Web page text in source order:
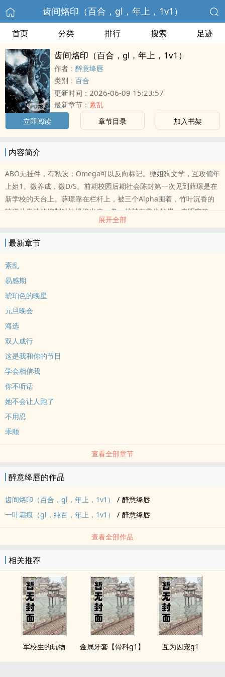
齿间烙印（百合，gl，年上，1v1）
首页 分类 排行 搜索 足迹
齿间烙印（百合，gl，年上，1v1）
作者： 醉意绛唇
类别： 百合
更新时间： 2026-06-09 15:23:57
最新章节： 紊乱
立即阅读
章节目录 加入书架
内容简介
ABO无挂件，有私设：Omega可以反向标记。微姐狗文学，互攻偏年
上姐1。微养成，微D/S。前期校园后期社会陈封第一次见到薛璟是在
新学校的天台上。薛璟靠在栏杆上，被三个Alpha围着，竹叶沉香的
味道从失效的抑制贴边缘渗出来，像一炉被灰盖住的炭，表明安静，
底下全是滚烫的暗红。陈封帮了她，然后薛璟一个Omega揽过她的脖
子，咬了她的腺体。“你的信息素好呛。”那是她们认识的第一天。陈
封是S级Alpha，混乱的六中毕业，进过少管所，没有家人，住在城中
村，靠零散兼职和全额奖学金活着。她的信息素是武器，拳头是语
的话多，吃过的亏比得到的善意多。薛璟是S级Omega，薛氏药业的
千金，信息素却会毫无预兆暴乱。医生说她必须找到匹配的Alpha进
行双向标记，咬回去，从对方的信息素里汲取稳定。她是万中无一需
要反向标记Alpha的Omega。没有Alpha愿意把腺体给Omega咬。陈
封愿意。她甚至没想过不愿意。薛璟咬她的时候，她疼到浑身脱离，
和羞耻都压在齿尖上。再后来，薛璟说什么，她都听。但她不知道薛
璟看过她的全部档案，不知道每一次的靠近都被安排得精准自然。一
个步步为营，一个心甘情愿。脏戾变成乖顺，坚硬变成柔软。“下次要
咬之前，先说一声。”“好。”
展开全部
最新章节
紊乱
易感期
琥珀色的晚星
元旦晚会
海选
双人成行
这是我和你的节目
学会相信我
你不听话
她不会让人跑了
不用忍
乖顺
查看全部章节
醉意绛唇的作品
齿间烙印（百合，gl，年上，1v1） / 醉意绛唇
一叶霜痕（gl，纯百，年上，1v1）
/ 醉意绛唇
查看全部作品
相关推荐
军校生的玩物 金属牙套【骨科g1】 互为囚宠g1